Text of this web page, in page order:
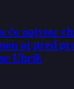
čo najviac
aj pred
Uhrík